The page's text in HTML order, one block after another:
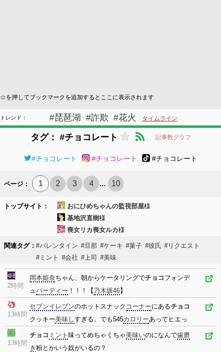
☆を押してブックマークを追加するとここに表示されます
#琵琶湖 #詐欺 #花火 タイムライン
トレンド：
タグ： #チョコレート 記事数グラフ
#チョコレート #チョコレート #チョコレート
ページ： 1 2 3 4 ... 10
トップサイト： おにひめちゃんの監視部屋様
基地沢直樹様
喪女リカ喪女ルカ様
関連タグ： #バレンタイン #旦那 #ケーキ #菓子 #彼氏 #リクエスト
#ミント #会社 #上司 #美味
2時間
岡本姫奈ちゃん、朝からケータリングでチョコ フォンデ
ュパーティー ！！！【 乃木坂46】
13時間
セブンイレブンのホットスナック コーナーにあるチョコ
クッキー美味しすぎる。でも545カロリーあってヒエっ
13時間
チョコ ミント 味ってめちゃくちゃ美味いのになんで歯磨
き 粉とかいう奴がいるの？